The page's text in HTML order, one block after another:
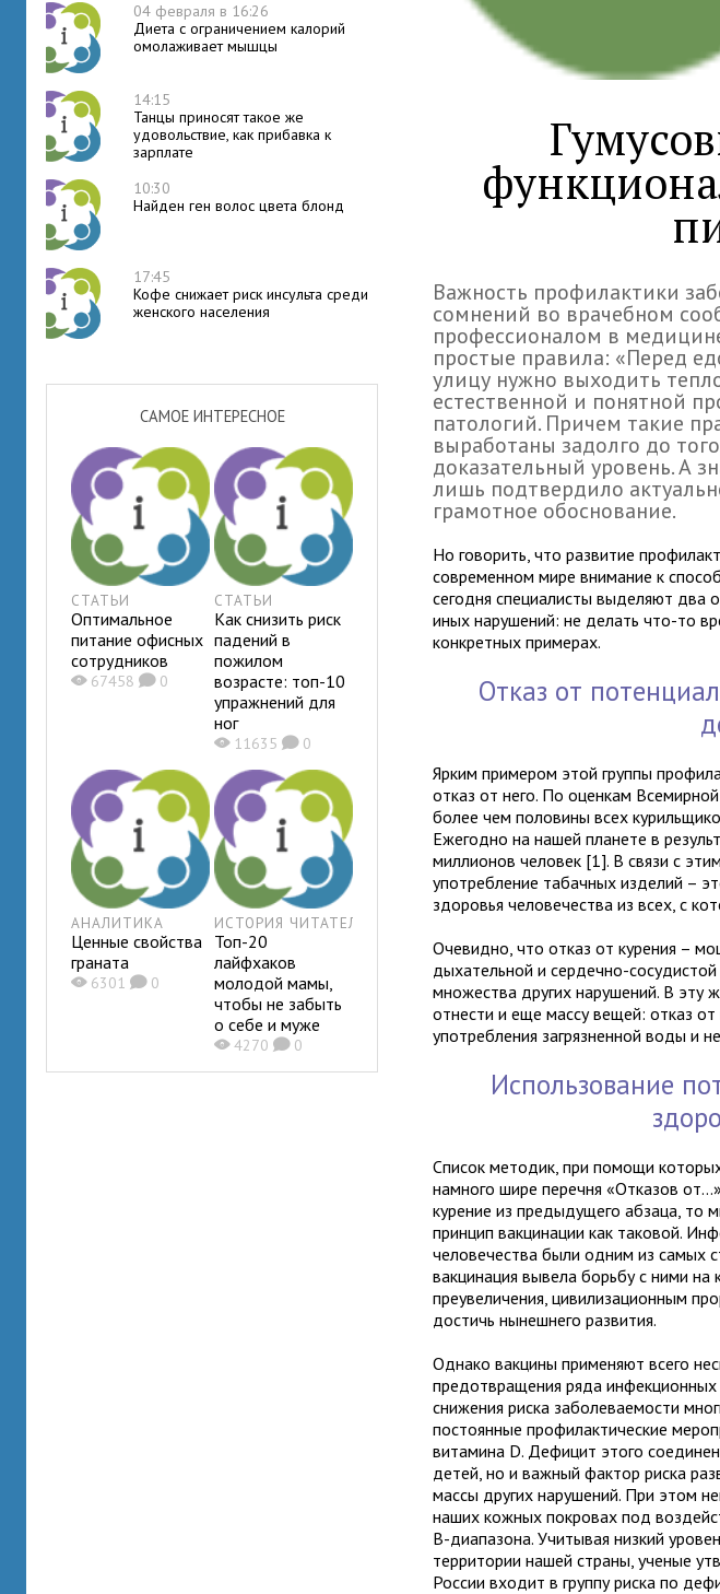
04 февраля в 16:26
Диета с ограничением калорий
омолаживает мышцы
14:15
Танцы приносят такое же
удовольствие, как прибавка к
зарплате
10:30
Найден ген волос цвета блонд
17:45
Кофе снижает риск инсульта среди
женского населения
САМОЕ ИНТЕРЕСНОЕ
СТАТЬИ
Оптимальное
питание офисных
сотрудников
X67458K0
СТАТЬИ
Как снизить риск
падений в
пожилом
возрасте: топ-10
упражнений для
ног
X11635K0
АНАЛИТИКА
Ценные свойства
граната
X6301K0
ИСТОРИЯ ЧИТАТЕЛЯ
Топ-20
лайфхаков
молодой мамы,
чтобы не забыть
о себе и муже
X4270K0
Важность профилактики
сомнений во врачебном
профессионалом в
простые правила: «Перед
улицу нужно выходить
естественной и понятной
патологий. Причем такие
выработаны задолго до
доказательный уровень. А
лишь подтвердило
грамотное обоснование.
Но говорить, что развитие
современном мире внимание к
сегодня специалисты выделяют два
иных нарушений: не делать что-то
конкретных примерах.
Отказ от
Ярким примером этой группы
отказ от него. По оценкам
более чем половины всех
Ежегодно на нашей планете в
миллионов человек [1]. В связи с
употребление табачных изделий –
здоровья человечества из всех, с
Очевидно, что отказ от курения –
дыхательной и сердечно-
множества других нарушений. В эту
отнести и еще массу вещей: отказ
употребления загрязненной воды и
Использование
Список методик, при помощи
намного шире перечня «Отказов
курение из предыдущего абзаца, то
принцип вакцинации как таковой.
человечества были одним из самых
вакцинация вывела борьбу с ними на
преувеличения, цивилизационным
достичь нынешнего развития.
Однако вакцины применяют всего
предотвращения ряда
снижения риска заболеваемости
постоянные профилактические
витамина D. Дефицит этого
детей, но и важный фактор риска
массы других нарушений. При этом
наших кожных покровах под
В-диапазона. Учитывая низкий
территории нашей страны, ученые
России входит в группу риска по